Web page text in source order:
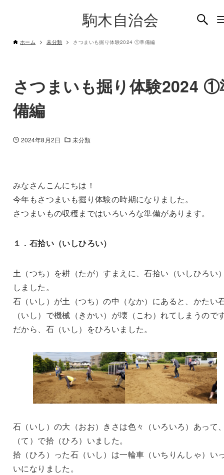
駒木自治会
ホーム 未分類 さつまいも掘り体験2024 ①準備編
さつまいも掘り体験2024 ①
備編
2024年8月2日 未分類
みなさんこんにちは！
今年もさつまいも掘り体験の時期になりました。
さつまいもの収穫まではいろいろな準備があります。
１．石拾い（いしひろい）
土（つち）を耕（たが）すまえに、石拾い（いしひろい
しました。
石（いし）が土（つち）の中（なか）にあると、かたい
（いし）で機械（きかい）が壊（こわ）れてしまうので
だから、石（いし）をひろいました。
石（いし）の大（おお）きさは色々（いろいろ）あって
（て）で拾（ひろ）いました。
拾（ひろ）った石（いし）は一輪車（いちりんしゃ）い
いになりました。